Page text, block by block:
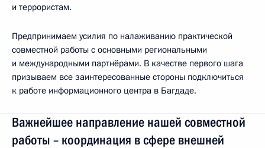
и террористам.
Предпринимаем усилия по налаживанию практической
совместной работы с основными региональными
и международными партнёрами. В качестве первого шага
призываем все заинтересованные стороны подключиться
к работе информационного центра в Багдаде.
Важнейшее направление нашей совместной
работы – координация в сфере внешней